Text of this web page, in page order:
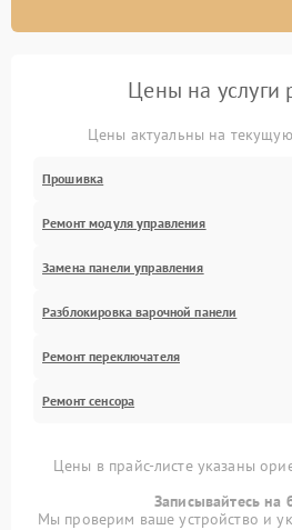
Цены на услуги
Цены актуальны на
Прошивка
Ремонт модуля управления
Замена панели управления
Разблокировка варочной панели
Ремонт переключателя
Ремонт сенсора
Цены в прайс-листе указаны
Записывайтесь на
Мы проверим ваше устройство и